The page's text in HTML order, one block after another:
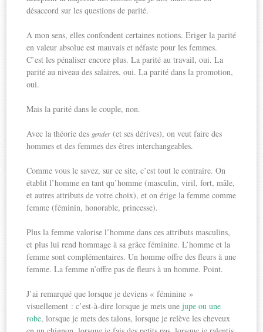
désaccord sur les questions de parité.
A mon sens, elles confondent certaines notions. Eriger la parité
en valeur absolue est mauvais et néfaste pour les femmes.
C’est les pénaliser encore plus. La parité au travail, oui. La
parité au niveau des salaires, oui. La parité dans la promotion,
oui.
Mais la parité dans le couple, non.
Avec la théorie des gender (et ses dérives), on veut faire des
hommes et des femmes des êtres interchangeables.
Comme vous le savez, sur ce site, c’est tout le contraire. On
établit l’homme en tant qu’homme (masculin, viril, fort, mâle,
et autres attributs de votre choix), et on érige la femme comme
femme (féminin, honorable, princesse).
Plus la femme valorise l’homme dans ces attributs masculins,
et plus lui rend hommage à sa grâce féminine. L’homme et la
femme sont complémentaires. Un homme offre des fleurs à une
femme. La femme n’offre pas de fleurs à un homme. Point.
J’ai remarqué que lorsque je deviens « féminine »
visuellement : c’est-à-dire lorsque je mets unejupe ou une
robe, lorsque je mets des talons, lorsque je relève les cheveux